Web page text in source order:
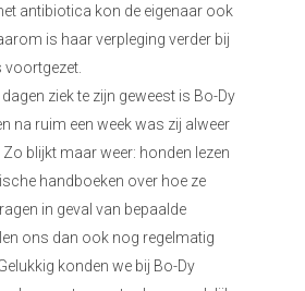
antibiotica kon de eigenaar ook
is haar verpleging verder bij
voortgezet.
ziek te zijn geweest is Bo-Dy
na ruim een week was zij alweer
blijkt maar weer: honden lezen
handboeken over hoe ze
in geval van bepaalde
ons dan ook nog regelmatig
konden we bij Bo-Dy